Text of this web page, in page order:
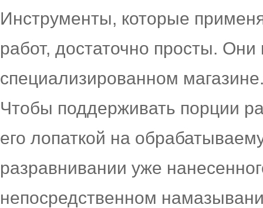
Инструменты, которые
работ, достаточно просты.
специализированном
Чтобы поддерживать порции
его лопаткой на
разравнивании уже
непосредственном